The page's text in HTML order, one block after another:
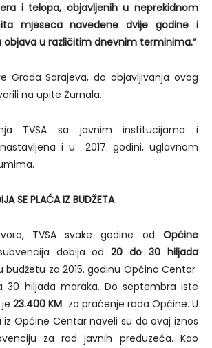
i telopa, objavljenih u neprekidnom
mjeseca navedene dvije godine i
u različitim dnevnim terminima.“
Grada Sarajeva, do objavljivanja ovog
na upite Žurnala.
TVSA sa javnim institucijama i
i u 2017. godini, uglavnom
SE PLAĆA IZ BUDŽETA
TVSA svake godine od Općine
dobija od20 do 30 hiljada
budžetu za 2015. godinu Općina Centar
30 hiljada maraka. Do septembra iste
je23.400 KM za praćenje rada Općine. U
iz Općine Centar naveli su da ovaj iznos
za rad javnih preduzeća. Kao